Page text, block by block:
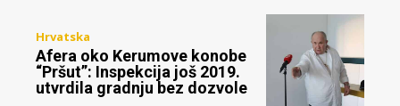
Hrvatska
Afera oko Kerumove konobe
“Pršut”: Inspekcija još 2019.
utvrdila gradnju bez dozvole